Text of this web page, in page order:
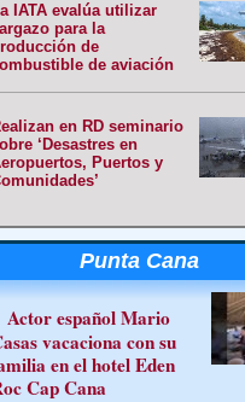
IATA evalúa utilizar
para la
de
de aviación
en RD seminario
‘Desastres en
Puertos y
Punta Cana
Actor español Mario
vacaciona con su
en el hotel Eden
Cap Cana